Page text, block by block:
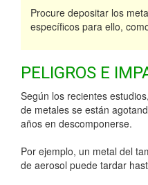
Procure depositar los
específicos para ello,
PELIGROS E
Según los recientes
de metales se están
años en descomponerse.
Por ejemplo, un metal del
de aerosol puede tardar